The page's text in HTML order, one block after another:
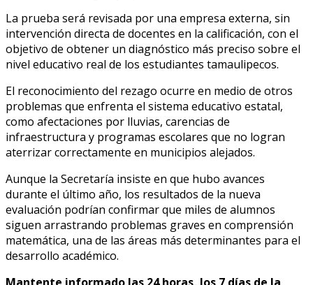
La prueba será revisada por una empresa externa, sin
intervención directa de docentes en la calificación, con el
objetivo de obtener un diagnóstico más preciso sobre el
nivel educativo real de los estudiantes tamaulipecos.
El reconocimiento del rezago ocurre en medio de otros
problemas que enfrenta el sistema educativo estatal,
como afectaciones por lluvias, carencias de
infraestructura y programas escolares que no logran
aterrizar correctamente en municipios alejados.
Aunque la Secretaría insiste en que hubo avances
durante el último año, los resultados de la nueva
evaluación podrían confirmar que miles de alumnos
siguen arrastrando problemas graves en comprensión
matemática, una de las áreas más determinantes para el
desarrollo académico.